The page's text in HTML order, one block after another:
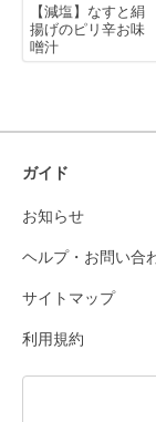
【減塩】なすと絹
揚げのピリ辛お味
噌汁
ガイド
お知らせ
ヘルプ・お問い合
サイトマップ
利用規約